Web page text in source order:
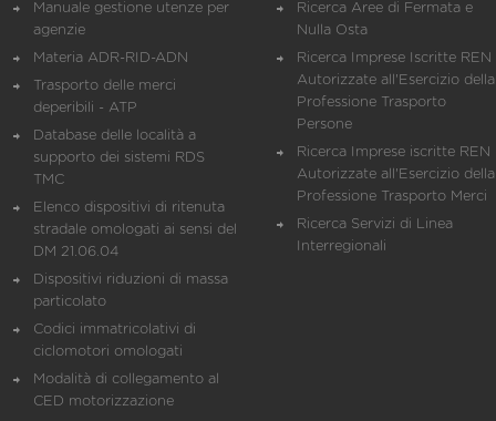
Manuale gestione utenze per
agenzie
Materia ADR-RID-ADN
Trasporto delle merci
deperibili - ATP
Database delle località a
supporto dei sistemi RDS
TMC
Elenco dispositivi di ritenuta
stradale omologati ai sensi del
DM 21.06.04
Dispositivi riduzioni di massa
particolato
Codici immatricolativi di
ciclomotori omologati
Modalità di collegamento al
CED motorizzazione
Ricerca Aree di Fermata e
Nulla Osta
Ricerca Imprese Iscritte REN
Autorizzate all'Esercizio della
Professione Trasporto
Persone
Ricerca Imprese iscritte REN
Autorizzate all'Esercizio della
Professione Trasporto Merci
Ricerca Servizi di Linea
Interregionali